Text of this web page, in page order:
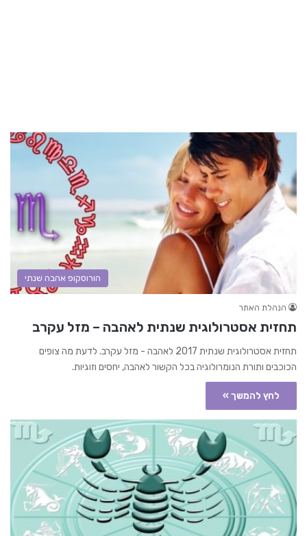
הורוסקופ אהבה שנתי
הנהלת האתר
תחזית אסטרולוגית שנתית לאהבה – מזל עקרב
תחזית אסטרולוגית שנתית 2017 לאהבה - מזל עקרב. לדעת מה צופים
הכוכבים ותורת הנומרולוגיה בכל הקשור לאהבה, יחסים וזוגיות.
לחץ להמשך »